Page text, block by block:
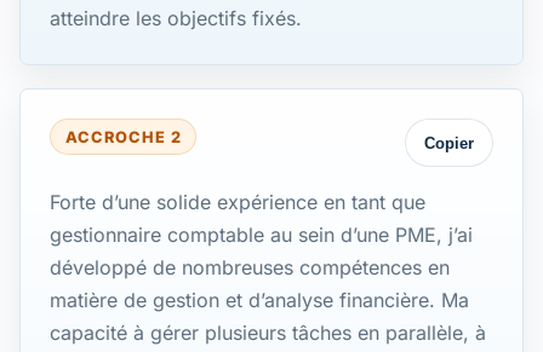
atteindre les objectifs fixés.
ACCROCHE 2 Copier
Forte d’une solide expérience en tant que
gestionnaire comptable au sein d’une PME, j’ai
développé de nombreuses compétences en
matière de gestion et d’analyse financière. Ma
capacité à gérer plusieurs tâches en parallèle, à